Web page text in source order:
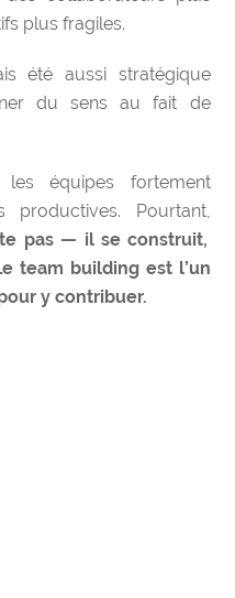
plus fragiles.
été aussi stratégique
du sens au fait de
équipes fortement
Pourtant,
pas — il se construit,
team building est l’un
y contribuer.